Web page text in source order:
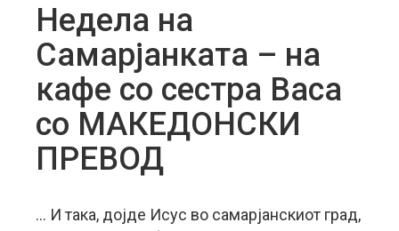
Недела на
Самарјанката – на
кафе со сестра Васа
со МАКЕДОНСКИ
ПРЕВОД
… И така, дојде Исус во самарјанскиот град,